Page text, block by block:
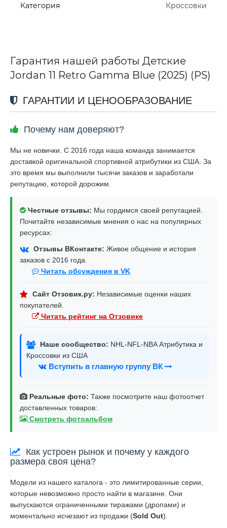
Категория Кроссовки
Гарантия нашей работы Детские
Jordan 11 Retro Gamma Blue (2025) (PS)
ГАРАНТИИ И ЦЕНООБРАЗОВАНИЕ
Почему нам доверяют?
Мы не новички. С 2016 года наша команда занимается
доставкой оригинальной спортивной атрибутики из США. За
это время мы выполнили тысячи заказов и заработали
репутацию, которой дорожим.
Честные отзывы: Мы гордимся своей репутацией.
Почитайте независимые мнения о нас на популярных
ресурсах:
Отзывы ВКонтакте: Живое общение и история
заказов с 2016 года.
Читать обсуждения в VK
Сайт Отзовик.ру: Независимые оценки наших
покупателей.
Читать рейтинг на Отзовике
Наше сообщество: NHL-NFL-NBA Атрибутика и
Кроссовки из США
Вступить в главную группу ВК
Реальные фото: Также посмотрите наш фотоотчет
доставленных товаров:
Смотреть фотоальбом
Как устроен рынок и почему у каждого
размера своя цена?
Модели из нашего каталога - это лимитированные серии,
которые невозможно просто найти в магазине. Они
выпускаются ограниченными тиражами (дропами) и
моментально исчезают из продажи (Sold Out).